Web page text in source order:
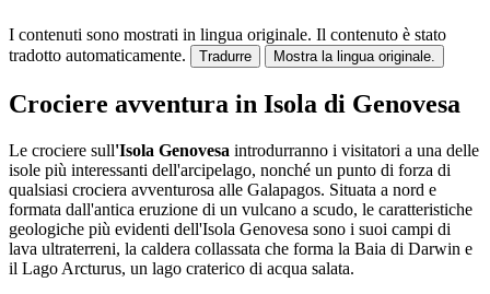
I contenuti sono mostrati in lingua originale. Il contenuto è stato
tradotto automaticamente.
Tradurre Mostra la lingua originale.
Crociere avventura in Isola di Genovesa
Le crociere sull'Isola Genovesa introdurranno i visitatori a una delle
isole più interessanti dell'arcipelago, nonché un punto di forza di
qualsiasi crociera avventurosa alle Galapagos. Situata a nord e
formata dall'antica eruzione di un vulcano a scudo, le caratteristiche
geologiche più evidenti dell'Isola Genovesa sono i suoi campi di
lava ultraterreni, la caldera collassata che forma la Baia di Darwin e
il Lago Arcturus, un lago craterico di acqua salata.